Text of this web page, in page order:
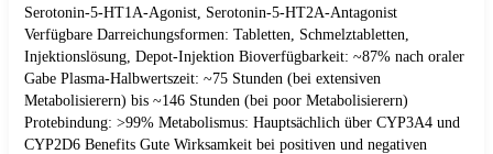
Serotonin-5-HT1A-Agonist, Serotonin-5-HT2A-Antagonist
Verfügbare Darreichungsformen: Tabletten, Schmelztabletten,
Injektionslösung, Depot-Injektion Bioverfügbarkeit: ~87% nach oraler
Gabe Plasma-Halbwertszeit: ~75 Stunden (bei extensiven
Metabolisierern) bis ~146 Stunden (bei poor Metabolisierern)
Protebindung: >99% Metabolismus: Hauptsächlich über CYP3A4 und
CYP2D6 Benefits Gute Wirksamkeit bei positiven und negativen